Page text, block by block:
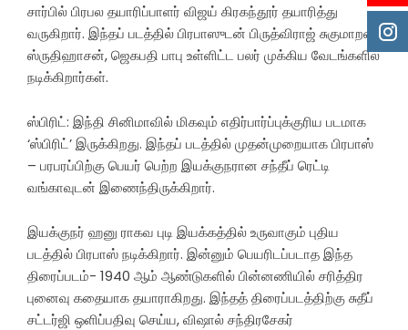
சார்பில் பிரபல தயாரிப்பாளர் விஜய் கிரகந்தூர் தயாரித்து
வருகிறார். இந்தப் படத்தில் பிரபாஸுடன் பிருத்விராஜ் சுகுமாறன்,
ஸ்ருதிஹாசன், ஜெகபதி பாபு உள்ளிட்ட பலர் முக்கிய வேடங்களில்
நடிக்கிறார்கள்.
ஸ்பிரிட்: இந்தி சினிமாவில் மிகவும் எதிர்பார்ப்புக்குரிய படமாக
‘ஸ்பிரிட்’ இருக்கிறது. இந்தப் படத்தில் முதன்முறையாக பிரபாஸ்
– பரபரப்பிற்கு பெயர் பெற்ற இயக்குநரான சந்தீப் ரெட்டி
வங்காவுடன் இணைந்திருக்கிறார்.
இயக்குநர் ஹனு ராகவ புடி இயக்கத்தில் உருவாகும் புதிய
படத்தில் பிரபாஸ் நடிக்கிறார். இன்னும் பெயரிடப்படாத இந்த
திரைப்படம்- 1940 ஆம் ஆண்டுகளில் பின்னணியில் சரித்திர
புனைவு கதையாக தயாராகிறது. இந்தத் திரைப்படத்திற்கு சுதீப்
சட்டர்ஜி ஒளிப்பதிவு செய்ய, விஷால் சந்திரசேகர்